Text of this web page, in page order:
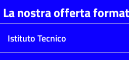
La nostra offerta
Istituto Tecnico